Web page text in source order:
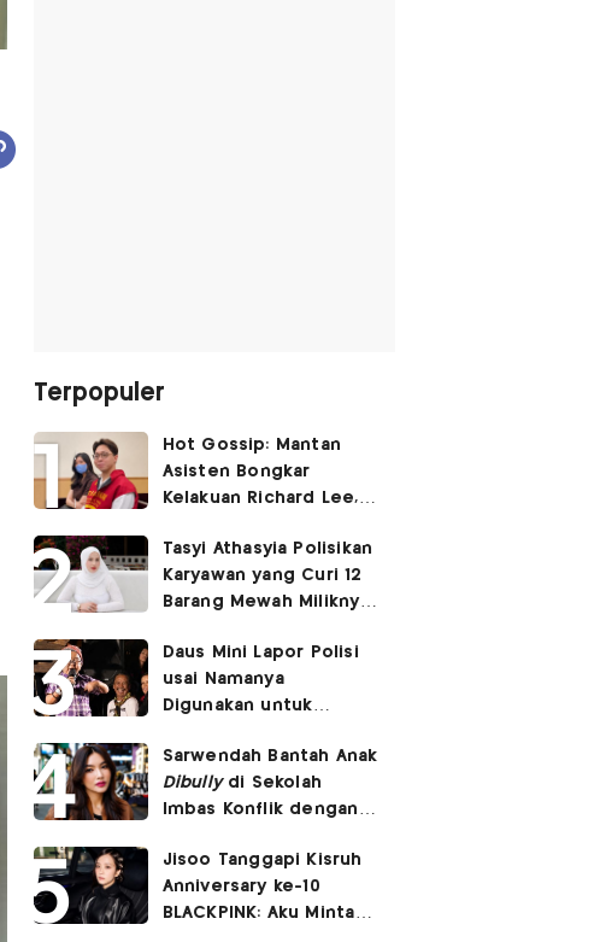
Terpopuler
Hot Gossip: Mantan
Asisten Bongkar
Kelakuan Richard Lee,
Vicky Prasetyo
Tasyi Athasyia Polisikan
Karyawan yang Curi 12
Barang Mewah Miliknya
Daus Mini Lapor Polisi
usai Namanya
Digunakan untuk
SARA
Sarwendah Bantah Anak
Dibullydi Sekolah
Imbas Konflik dengan
Jisoo Tanggapi Kisruh
Anniversary ke-10
BLACKPINK: Aku Minta